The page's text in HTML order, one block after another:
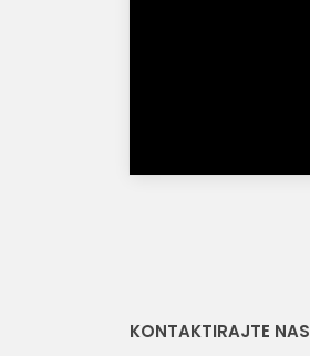
KONTAKTIRAJTE NAS